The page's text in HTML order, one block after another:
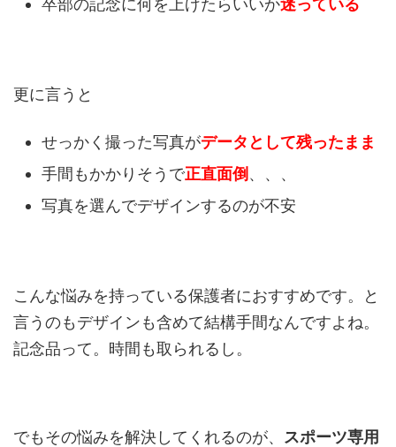
更に言うと
せっかく撮った写真がデータとして残ったまま
手間もかかりそうで正直面倒、、、
写真を選んでデザインするのが不安
こんな悩みを持っている保護者におすすめです。と
言うのもデザインも含めて結構手間なんですよね。
記念品って。時間も取られるし。
でもその悩みを解決してくれるのが、 スポーツ専用